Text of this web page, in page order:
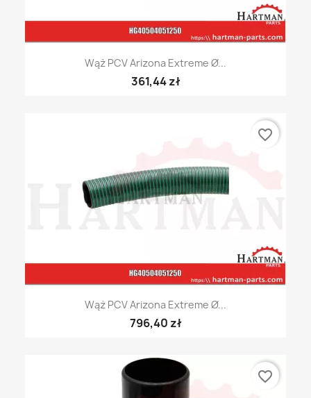
Wąż PCV Arizona Extreme Ø...
361,44 zł
Wąż PCV Arizona Extreme Ø...
796,40 zł
favorite_border
favorite_border